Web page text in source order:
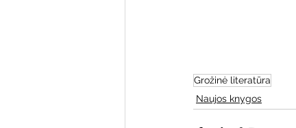
Grožinė literatūra
Naujos knygos